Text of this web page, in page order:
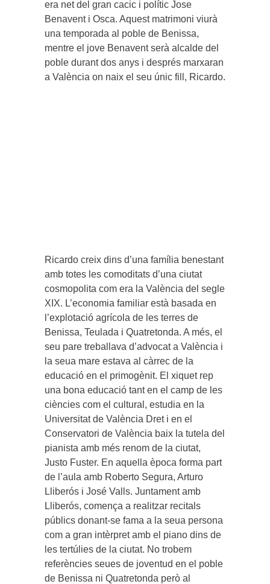
era net del gran cacic i polític Jose
Benavent i Osca. Aquest matrimoni viurà
una temporada al poble de Benissa,
mentre el jove Benavent serà alcalde del
poble durant dos anys i després marxaran
a València on naix el seu únic fill, Ricardo.
Ricardo creix dins d’una família benestant
amb totes les comoditats d’una ciutat
cosmopolita com era la València del segle
XIX. L’economia familiar està basada en
l’explotació agrícola de les terres de
Benissa, Teulada i Quatretonda. A més, el
seu pare treballava d’advocat a València i
la seua mare estava al càrrec de la
educació en el primogènit. El xiquet rep
una bona educació tant en el camp de les
ciències com el cultural, estudia en la
Universitat de València Dret i en el
Conservatori de València baix la tutela del
pianista amb més renom de la ciutat,
Justo Fuster. En aquella època forma part
de l’aula amb Roberto Segura, Arturo
Lliberós i José Valls. Juntament amb
Lliberós, comença a realitzar recitals
públics donant-se fama a la seua persona
com a gran intèrpret amb el piano dins de
les tertúlies de la ciutat. No trobem
referències seues de joventud en el poble
de Benissa ni Quatretonda però al